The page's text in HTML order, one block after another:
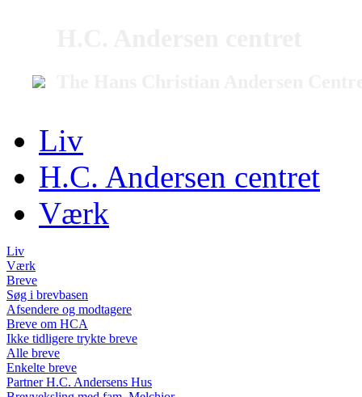
Liv
H.C. Andersen centret
Værk
Liv
Værk
Breve
Søg i brevbasen
Afsendere og modtagere
Breve om HCA
Ikke tidligere trykte breve
Alle breve
Enkelte breve
Partner H.C. Andersens Hus